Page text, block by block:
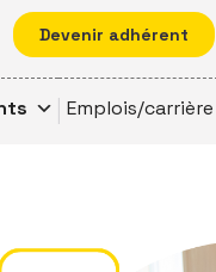
Devenir adhérent
Emplois/carrière